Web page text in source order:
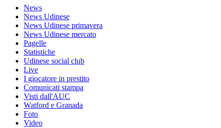
News
News Udinese
News Udinese primavera
News Udinese mercato
Pagelle
Statistiche
Udinese social club
Live
I giocatore in prestito
Comunicati stampa
Visti dall'AUC
Watford e Granada
Foto
Video